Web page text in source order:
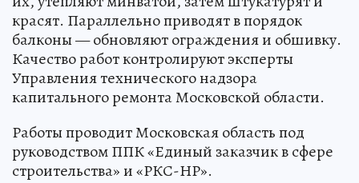
красят. Параллельно приводят в порядок
балконы — обновляют ограждения и обшивку.
Качество работ контролируют эксперты
Управления технического надзора
капитального ремонта Московской области.
Работы проводит Московская область под
руководством ППК «Единый заказчик в сфере
строительства» и «РКС-НР».